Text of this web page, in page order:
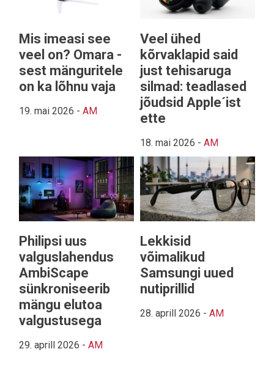
Mis imeasi see
veel on? Omara -
sest mänguritele
on ka lõhnu vaja
19. mai 2026 - AM
Veel ühed
kõrvaklapid said
just tehisaruga
silmad: teadlased
jõudsid Apple´ist
ette
18. mai 2026 - AM
Philipsi uus
valguslahendus
AmbiScape
sünkroniseerib
mängu elutoa
valgustusega
29. aprill 2026 - AM
Lekkisid
võimalikud
Samsungi uued
nutiprillid
28. aprill 2026 - AM